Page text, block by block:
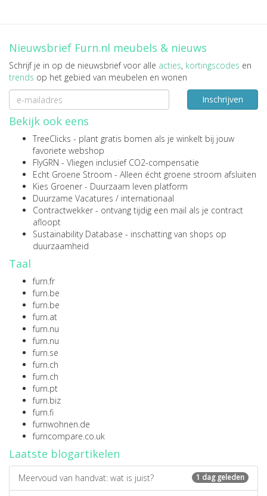
Nieuwsbrief Furn.nl meubels & nieuws
Schrijf je in op de nieuwsbrief voor alle acties, kortingscodes en
trends op het gebied van meubelen en wonen
Inschrijven
Bekijk ook eens
TreeClicks - plant gratis bomen als je winkelt bij jouw
favoriete webshop
FlyGRN - Vliegen inclusief CO2-compensatie
Echt Groene Stroom - Alleen écht groene stroom afsluiten
Kies Groener - Duurzaam leven platform
Duurzame Vacatures / internationaal
Contractwekker - ontvang tijdig een mail als je contract
afloopt
Sustainability Database - inschatting van shops op
duurzaamheid
Taal
furn.fr
furn.be
furn.be
furn.at
furn.nu
furn.nu
furn.se
furn.ch
furn.ch
furn.pt
furn.biz
furn.fi
furnwohnen.de
furncompare.co.uk
Laatste blogartikelen
1 dag geleden
Meervoud van handvat: wat is juist?